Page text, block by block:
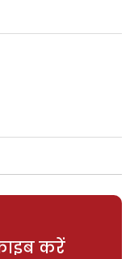
करें